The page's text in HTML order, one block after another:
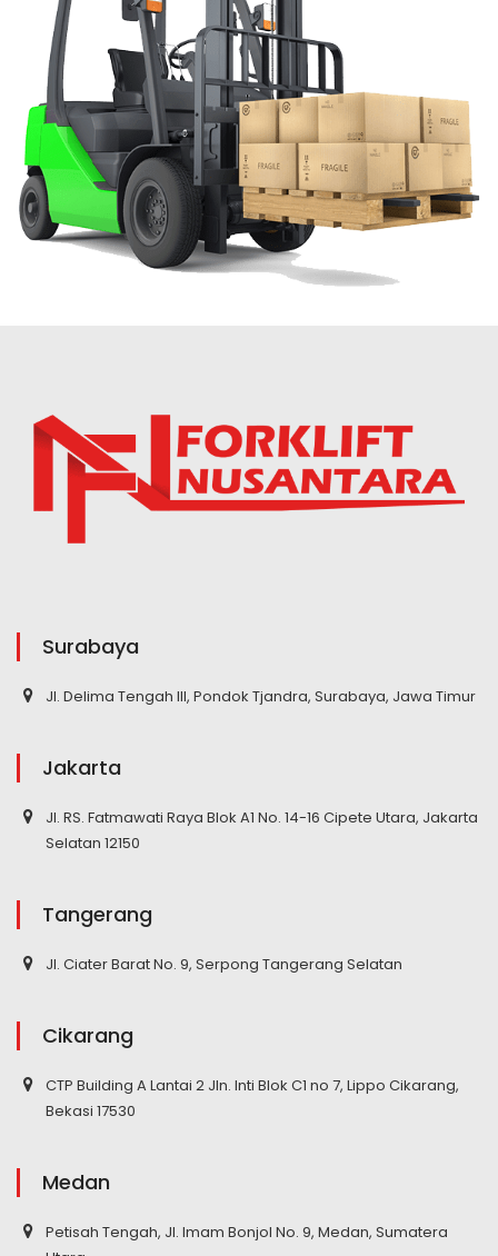
Surabaya
Jl. Delima Tengah III, Pondok Tjandra, Surabaya, Jawa Timur
Jakarta
Jl. RS. Fatmawati Raya Blok A1 No. 14-16 Cipete Utara, Jakarta
Selatan 12150
Tangerang
Jl. Ciater Barat No. 9, Serpong Tangerang Selatan
Cikarang
CTP Building A Lantai 2 Jln. Inti Blok C1 no 7, Lippo Cikarang,
Bekasi 17530
Medan
Petisah Tengah, Jl. Imam Bonjol No. 9, Medan, Sumatera